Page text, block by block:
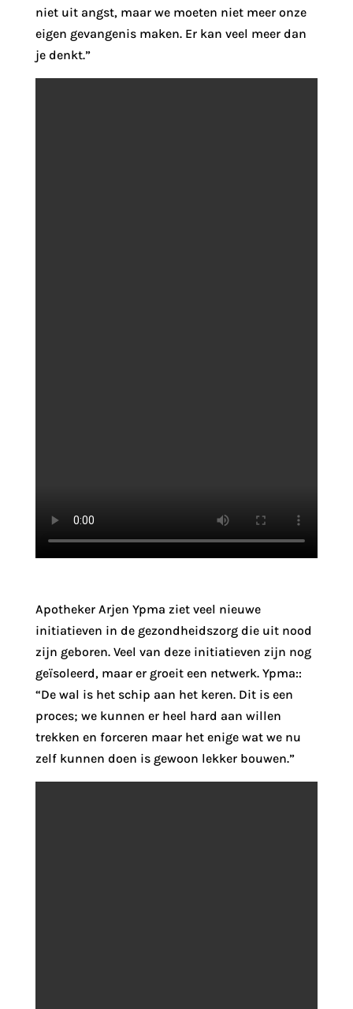
niet uit angst, maar we moeten niet meer onze
eigen gevangenis maken. Er kan veel meer dan
je denkt.”
Apotheker Arjen Ypma ziet veel nieuwe
initiatieven in de gezondheidszorg die uit nood
zijn geboren. Veel van deze initiatieven zijn nog
geïsoleerd, maar er groeit een netwerk. Ypma::
“De wal is het schip aan het keren. Dit is een
proces; we kunnen er heel hard aan willen
trekken en forceren maar het enige wat we nu
zelf kunnen doen is gewoon lekker bouwen.”